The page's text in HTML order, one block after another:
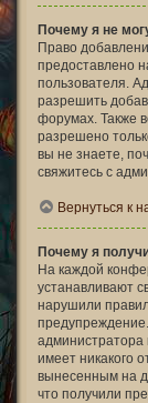
Почему я не
Право
предоставлено
пользователя.
разрешить
форумах. Также
разрешено
вы не знаете,
свяжитесь с
Вернуться к
Почему я
На каждой
устанавливают
нарушили
имеет никакого
вынесенным на
что получили